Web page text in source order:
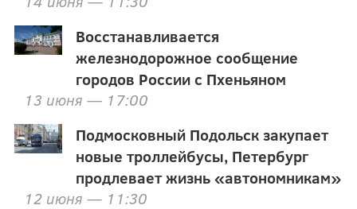
Восстанавливается
железнодорожное сообщение
городов России с Пхеньяном
13 июня — 17:00
Подмосковный Подольск закупает
новые троллейбусы, Петербург
продлевает жизнь «автономникам»
12 июня — 11:30